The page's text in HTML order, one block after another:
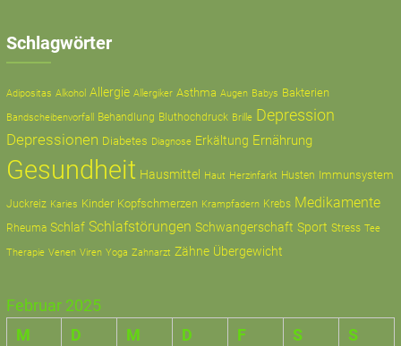
Schlagwörter
Adipositas Alkohol Allergie Allergiker Asthma Augen Babys Bakterien
Bandscheibenvorfall Behandlung Bluthochdruck Brille Depression
Depressionen Diabetes Diagnose Erkältung Ernährung
Gesundheit Hausmittel Haut Herzinfarkt Husten Immunsystem
Juckreiz Karies Kinder Kopfschmerzen Krampfadern Krebs Medikamente
Rheuma Schlaf Schlafstörungen Schwangerschaft Sport Stress Tee
Therapie Venen Viren Yoga Zahnarzt Zähne Übergewicht
Februar 2025
M
D M D F S
S